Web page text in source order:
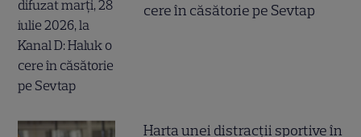
cere în căsătorie pe Sevtap
Harta unei distracții sportive în